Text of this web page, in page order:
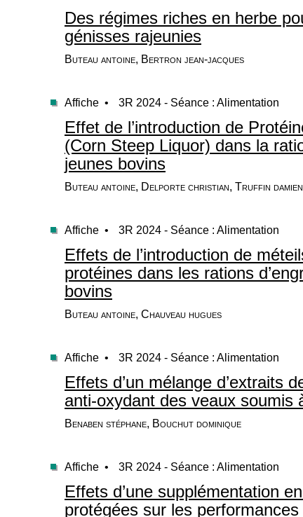
Des régimes riches en herbe
génisses rajeunies
Buteau antoine, Bertron jean-jacques
Affiche • 3R 2024 - Séance : Alimentation
Effet de l’introduction de
(Corn Steep Liquor) dans la
jeunes bovins
Buteau antoine, Delporte christian, Truffin
Affiche • 3R 2024 - Séance : Alimentation
Effets de l’introduction de
protéines dans les rations
bovins
Buteau antoine, Chauveau hugues
Affiche • 3R 2024 - Séance : Alimentation
Effets d’un mélange d’extraits
anti-oxydant des veaux soumis
Benaben stéphane, Bouchut dominique
Affiche • 3R 2024 - Séance : Alimentation
Effets d’une supplémentation
protégées sur les